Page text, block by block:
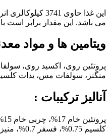
این غذا حاوی
می باشد. این مقدار برابر است با 333 کیلوکالری در هر فنجان.
ویتامین ها و مواد
پروتئین روی، اکسید روی،
منگنز، سولفات مس، یدات
آنالیز ترکیبات :
کلسیم 0.75%، فسفر 0.7%، منیزیم 0.08%.